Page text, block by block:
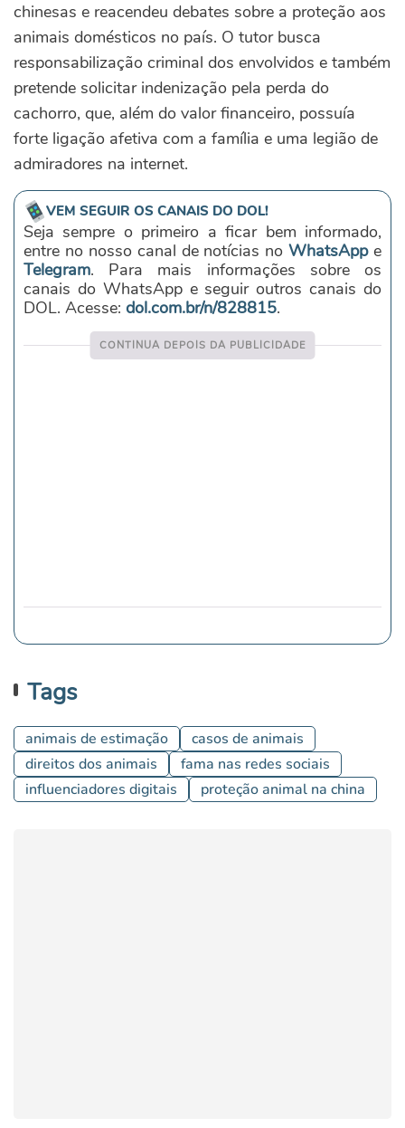
chinesas e reacendeu debates sobre a proteção aos
animais domésticos no país. O tutor busca
responsabilização criminal dos envolvidos e também
pretende solicitar indenização pela perda do
cachorro, que, além do valor financeiro, possuía
forte ligação afetiva com a família e uma legião de
admiradores na internet.
VEM SEGUIR OS CANAIS DO DOL!
Seja sempre o primeiro a ficar bem informado,
entre no nosso canal de notícias noWhatsAppe
Telegram. Para mais informações sobre os
canais do WhatsApp e seguir outros canais do
DOL. Acesse: dol.com.br/n/828815.
Tags
animais de estimação
casos de animais
direitos dos animais
fama nas redes sociais
influenciadores digitais
proteção animal na china